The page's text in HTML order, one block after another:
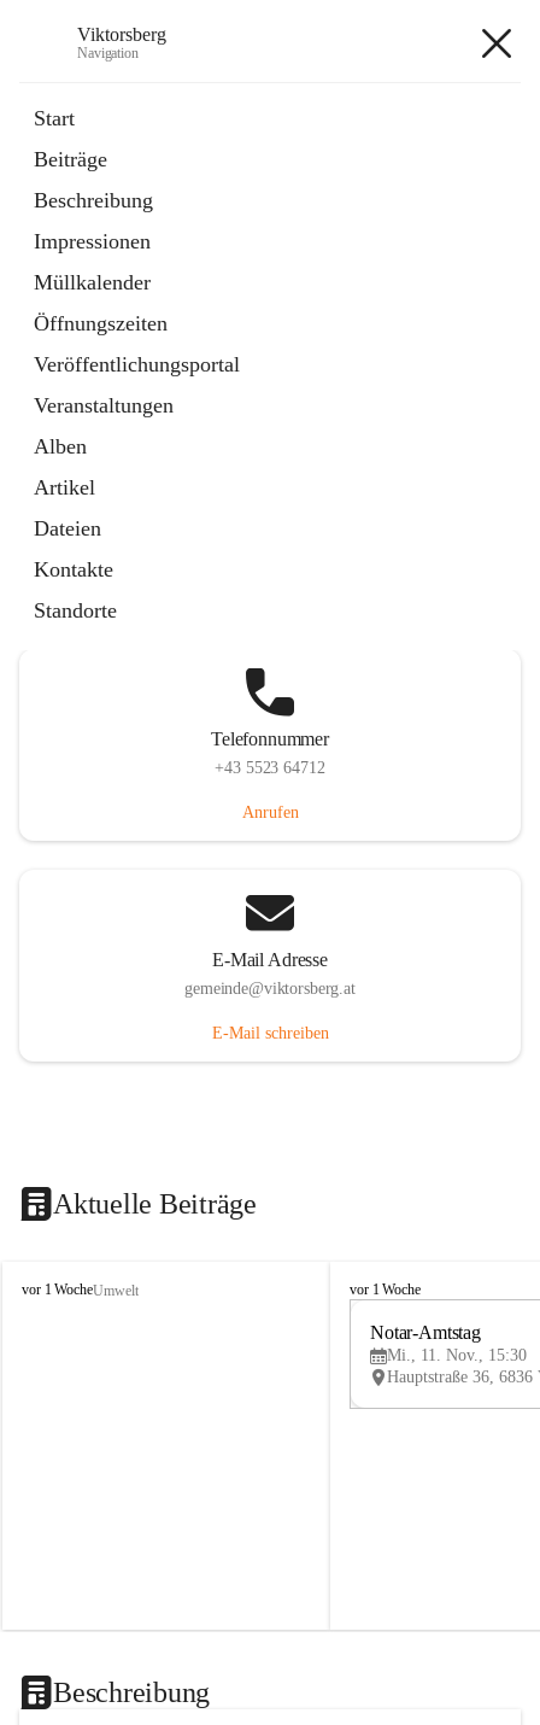
Viktorsberg
Navigation
Start
Beiträge
Beschreibung
Impressionen
Müllkalender
Öffnungszeiten
Veröffentlichungsportal
Veranstaltungen
Alben
Artikel
Dateien
Kontakte
Standorte
1 Schnellzugriff
Bürgerservice
10 Schnellzugriffe
Telefonnummer
+43 5523 64712
Anrufen
E-Mail Adresse
gemeinde@viktorsberg.at
E-Mail schreiben
Aktuelle Beiträge
V
vor 1 WocheUmwelt
V
vor 1 Woche
Notar-Amtstag
Mi., 11. Nov., 15:30
Beschreibung